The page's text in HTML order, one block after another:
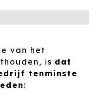
van het
is dat
tenminste
: